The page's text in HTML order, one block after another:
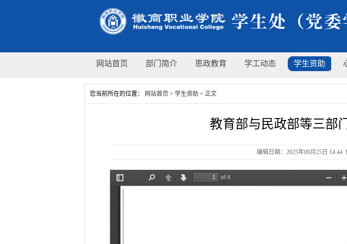
网站首页 部门简介 思政教育 学工动态 学生资助
您当前所在的位置： 网站首页 > 学生资助 > 正文
教育部与民政部等三部
编辑日期：2025年09月25日 14:44